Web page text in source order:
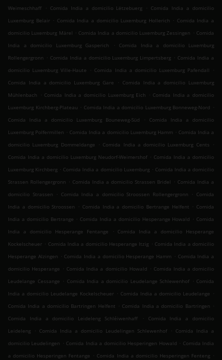
Weimeschhaff
. Comida India a domicilio Lëtzebuerg . Comida India a domicilio
Luxemburg Belair . Comida India a domicilio Luxemburg Hollerich . Comida India a
domicilio Luxemburg Märel . Comida India a domicilio Luxemburg Zessingen . Comida
India a domicilio Luxemburg Gasperich
.
Comida India a domicilio Luxemburg
Rollengergronn . Comida India a domicilio Luxemburg Limpertsberg . Comida India a
domicilio Luxemburg Ville-Haute
. Comida India a domicilio Luxemburg Pafendall
.
Comida India a domicilio Luxemburg Gare
. Comida India a domicilio Luxemburg
Mühlenbach
. Comida India a domicilio Luxemburg Eich . Comida India a domicilio
Luxemburg Kirchberg-Plateau . Comida India a domicilio Luxemburg Bonneweg-Nord .
Comida India a domicilio Luxemburg Bouneweg-Süd
.
Comida India a domicilio
Luxemburg Polfermillen . Comida India a domicilio Luxemburg Hamm . Comida India a
domicilio Luxemburg Dommeldange
. Comida India a domicilio Luxemburg Cents
.
Comida India a domicilio Luxemburg Neudorf-Weimershof . Comida India a domicilio
Luxemburg Kirchberg . Comida India a domicilio Luxemburg . Comida India a domicilio
Strassen Rollengergronn . Comida India a domicilio Strassen Bridel . Comida India a
domicilio Strassen
. Comida India a domicilio Stroossen Rollengergronn . Comida
India a domicilio Stroossen
. Comida India a domicilio Bertrange Helfent . Comida
India a domicilio Bertrange . Comida India a domicilio Hesperange Howald . Comida
India a domicilio Hesperange Fentange
. Comida India a domicilio Hesperange
Kockelscheuer . Comida India a domicilio Hesperange Itzig . Comida India a domicilio
Hesperange Alzingen . Comida India a domicilio Hesperange Hamm . Comida India a
domicilio Hesperange . Comida India a domicilio Howald . Comida India a domicilio
Leudelange Cessange . Comida India a domicilio Leudelange Schlewenhof . Comida
India a domicilio Leudelange Kockelscheuer . Comida India a domicilio Leudelange .
Comida India a domicilio Bartringen Helfent . Comida India a domicilio Bartringen .
Comida India a domicilio Leideleng Schléiwenhaff
.
Comida India a domicilio
Leideleng
. Comida India a domicilio Leudelingen Schlewenhof . Comida India a
domicilio Leudelingen . Comida India a domicilio Hesperingen Howald . Comida India
a domicilio Hesperingen Fentange . Comida India a domicilio Hesperingen Fenteng .